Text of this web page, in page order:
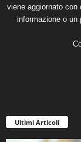
viene aggiornato con
informazione o un
Ultimi Articoli